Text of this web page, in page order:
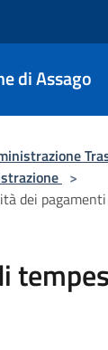
di Assago
>
dei pagamenti